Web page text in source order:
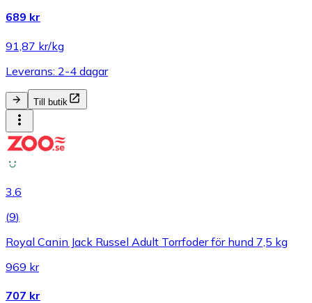
689 kr
91,87 kr/kg
Leverans: 2-4 dagar
Till butik
3.6
(9)
Royal Canin Jack Russel Adult Torrfoder för hund 7,5 kg
969 kr
707 kr